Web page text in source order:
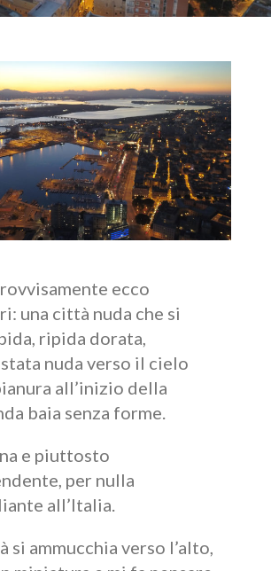
ecco
una città nuda che si
ripida dorata,
nuda verso il cielo
all’inizio della
baia senza forme.
e piuttosto
per nulla
all’Italia.
si ammucchia verso l’alto,